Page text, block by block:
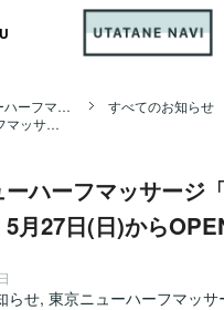
うたたねニューハーフマッサージ全国ナビ TOP
すべてのお知らせ
東京ニューハーフマッサージ「たかみね健康整体院」5月27日(日)からOPEN!!
ハーフマッサージ
5月27日(日)から
らせ, 東京ニューハーフマッサ